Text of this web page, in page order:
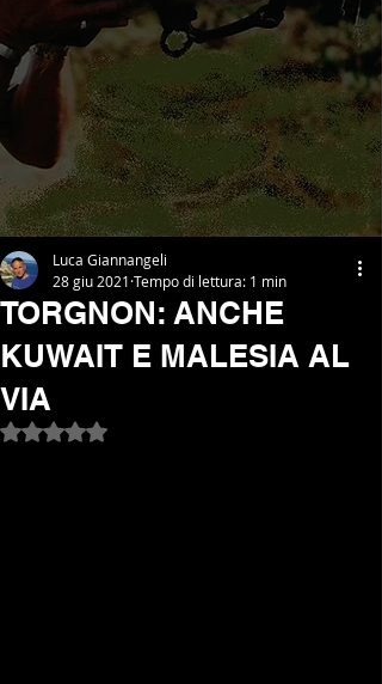
TORGNON: ANCHE
KUWAIT E MALESIA AL
VIA
Luca Giannangeli
28 giu 2021 Tempo di lettura: 1 min
Valutazione NaN stelle su 5.